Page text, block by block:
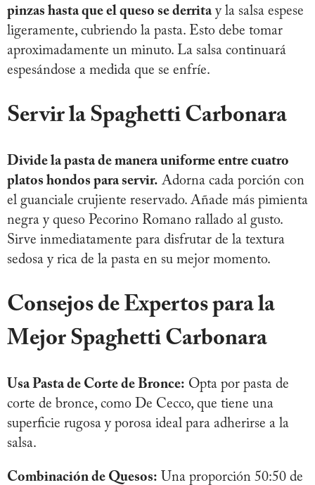
pinzas hasta que el queso se derritay la salsa espese
ligeramente, cubriendo la pasta. Esto debe tomar
aproximadamente un minuto. La salsa continuará
espesándose a medida que se enfríe.
Servir la Spaghetti Carbonara
Divide la pasta de manera uniforme entre cuatro
platos hondos para servir. Adorna cada porción con
el guanciale crujiente reservado. Añade más pimienta
negra y queso Pecorino Romano rallado al gusto.
Sirve inmediatamente para disfrutar de la textura
sedosa y rica de la pasta en su mejor momento.
Consejos de Expertos para la
Mejor Spaghetti Carbonara
Usa Pasta de Corte de Bronce: Opta por pasta de
corte de bronce, como De Cecco, que tiene una
superficie rugosa y porosa ideal para adherirse a la
salsa.
Combinación de Quesos: Una proporción 50:50 de